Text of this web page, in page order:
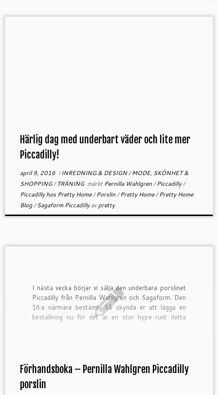
Härlig dag med underbart väder och lite mer
Piccadilly!
april 9, 2016i INREDNING & DESIGN/MODE, SKÖNHET &
SHOPPING/TRÄNING märktPernilla Wahlgren/Piccadilly/
Piccadilly hos Pretty Home/Porslin/Pretty Home/Pretty Home
Blog/Sagaform Piccadillyavpretty
I nästa vecka börjar vi sälja den underbara porslinet
Piccadilly från Pernilla Wahlgren och Sagaform. Den
16:e närmare bestämt. Så skynda er att lägga en
beställning nu för det är en stor hype runt detta
Förhandsboka – Pernilla Wahlgren Piccadilly
porslin